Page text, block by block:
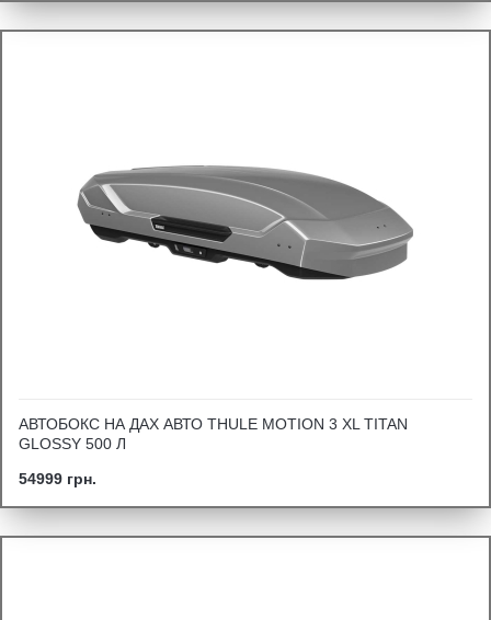
АВТОБОКС НА ДАХ АВТО THULE MOTION 3 XL TITAN
GLOSSY 500 Л
54999 грн.